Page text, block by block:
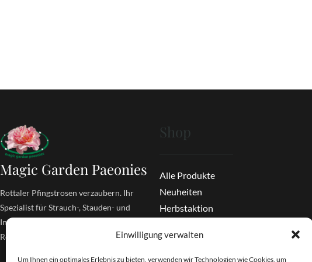
Einwilligung verwalten
Um Ihnen ein optimales Erlebnis zu bieten, verwenden wir Technologien wie Cookies, um
Magic Garden Paeonies
Rottaler Pfingstrosen verzaubern. Ihr
Spezialist für Strauch-, Stauden- und
Intersektionelle Pfingstrosen aus dem
Rottal.
Shop
Alle Produkte
Neuheiten
Herbstaktion